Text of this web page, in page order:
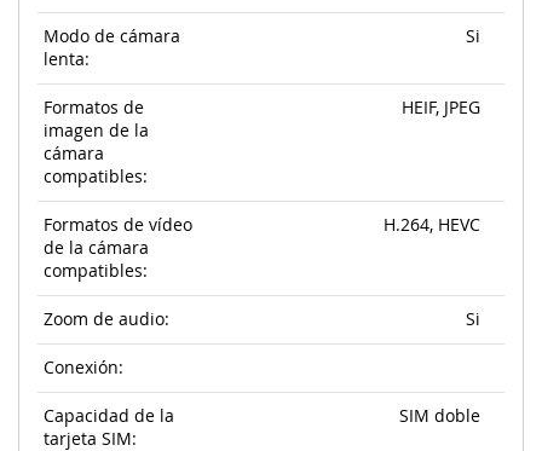
Modo de cámara
lenta:
Si
Formatos de
imagen de la
cámara
compatibles:
HEIF, JPEG
Formatos de vídeo
de la cámara
compatibles:
H.264, HEVC
Zoom de audio: Si
Conexión:
Capacidad de la
tarjeta SIM:
SIM doble